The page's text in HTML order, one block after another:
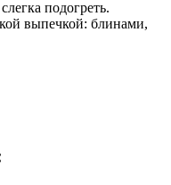
подогреть.
выпечкой: блинами,